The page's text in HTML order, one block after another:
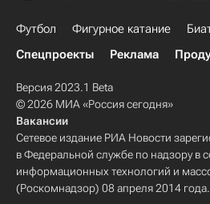
Футбол Фигурное катание
Спецпроекты
Реклама
Версия 2023.1 Beta
© 2026 МИА «Россия сегодня»
Вакансии
Сетевое издание РИА Новости
в Федеральной службе по надзору в
информационных технологий и
(Роскомнадзор) 08 апреля 2014 года.